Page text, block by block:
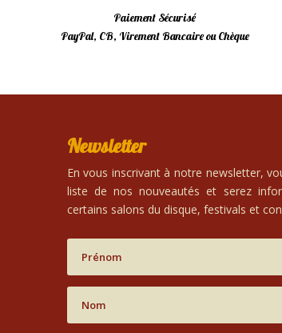
Paiement Sécurisé
PayPal, CB, Virement Bancaire ou Chèque
Newsletter
En vous inscrivant à notre newsletter,
liste de nos nouveautés et serez
certains salons du disque, festivals et